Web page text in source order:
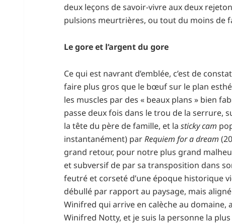
deux leçons de savoir-vivre aux deux
pulsions meurtrières, ou tout du moins de
Le gore et l’argent du gore
Ce qui est navrant d’emblée, c’est de
faire plus gros que le bœuf sur le plan
les muscles par des « beaux plans » bien
passe deux fois dans le trou de la serrure,
la tête du père de famille, et lasticky cam
instantanément) parRequiem for a dream
grand retour, pour notre plus grand
et subversif de par sa transposition dans
feutré et corseté d’une époque historique
débullé par rapport au paysage, mais
Winifred qui arrive en calèche au domaine,
Winifred Notty, et je suis la personne la